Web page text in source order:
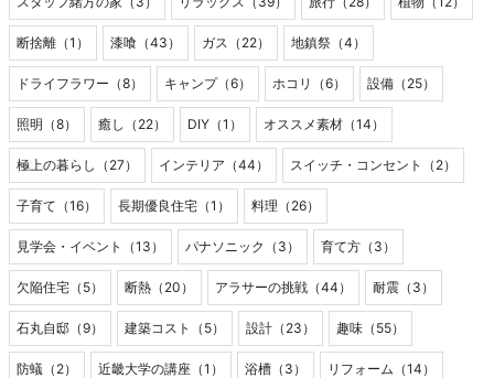
断捨離（1） 漆喰（43） ガス（22） 地鎮祭（4）
ドライフラワー（8） キャンプ（6） ホコリ（6） 設備（25）
照明（8） 癒し（22） DIY（1） オススメ素材（14）
極上の暮らし（27） インテリア（44） スイッチ・コンセント（2）
子育て（16） 長期優良住宅（1） 料理（26）
見学会・イベント（13） パナソニック（3） 育て方（3）
欠陥住宅（5） 断熱（20） アラサーの挑戦（44） 耐震（3）
石丸自邸（9） 建築コスト（5） 設計（23） 趣味（55）
防蟻（2） 近畿大学の講座（1） 浴槽（3） リフォーム（14）